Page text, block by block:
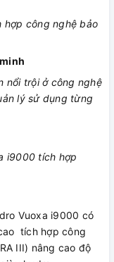
hợp công nghệ bảo
nổi trội ở công nghệ
lý sử dụng từng
i9000 tích hợp
Vuoxa i9000 có
tích hợp công
III) nâng cao độ